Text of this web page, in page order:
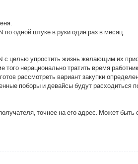
одной штуке в руки один раз в месяц.
с целью упростить жизнь желающим их
того нерационально тратить время
рассмотреть вариант закупки
поборы и девайсы будут расходиться
точнее на его адрес. Может быть